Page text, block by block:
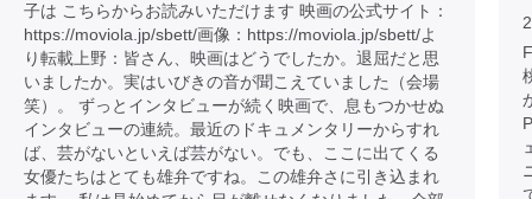
子は こちらからお読みいただけます 映画の公式サイト：
https://moviola.jp/sbett/画像：https://moviola.jp/sbett/よ
り転載上野：皆さん、映画はどうでしたか。退屈だと思
いましたか。実はいびきの音が聞こえていました（会場
笑）。 ずっとインタビューが続く映画で、息もつかせぬ
インタビューの連続。最近のドキュメンタリーからすれ
ば、芸がないといえば芸がない。でも、ここに出てくる
女優たちはとても雄弁ですね。この雄弁さに引き込まれ